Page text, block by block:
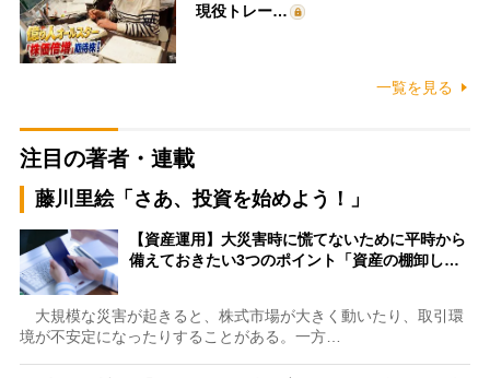
現役トレー…
一覧を見る
注目の著者・連載
藤川里絵「さあ、投資を始めよう！」
【資産運用】大災害時に慌てないために平時から
備えておきたい3つのポイント「資産の棚卸し…
大規模な災害が起きると、株式市場が大きく動いたり、取引環
境が不安定になったりすることがある。一方…